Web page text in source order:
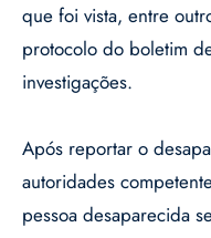
que foi vista, entre
protocolo do boletim
investigações.
Após reportar o
autoridades
pessoa desaparecida